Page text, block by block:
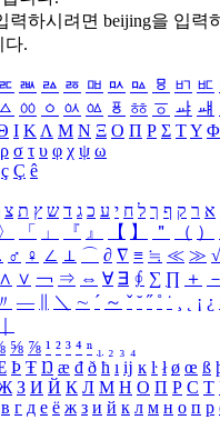
력하시려면 beijing을 입력
다.
ㅪ ㅫ ㅬ ㅭ ㅮ ㅯ ㅰ ㅱ ㅲ ㅳ
ㅿ ㆀ ㆁ ㆂ ㆃ ㆄ ㆅ ㆆ ㆇ ㆈ
Ι ΚΛ Μ Ν Ξ Ο Π Ρ Σ ΤΥ Φ
ρ σ τ υ φ χ ψ ω
ç Ç ê
א ר ק ף ך ל ח י ע כ ג ד ש ץ ת צ
〉 「 」 『 』 【 】 ＂ （ ）
♂ ♀ ∠ ⊥ ⌒ ∂ ∇ ≡ ≒ ≪ ≫ √
∧ ∨ ￢ ⇒ ⇔ ∀ ∃ ∮ ∑ ∏ ＋ －
〃 ― ＼ ∼ ´ ～ ˇ ˘ ˝ ˚ ˙ ¸ ¡ ¿
⅝ ⅞ ¹ ² ³ ⁴ ⁿ ₁ ₂ ₃ ₄
Þ Ŧ Ŋ æ đ ð ħ ı ĳ ĸ ŀ ł ø œ ß
З И Й К Л М Н О П Р С Т
в г д е ё ж з и й к л м н о п р